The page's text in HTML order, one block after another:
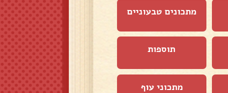
מתכונים טבעוניים
תוספות
מתכוני עוף